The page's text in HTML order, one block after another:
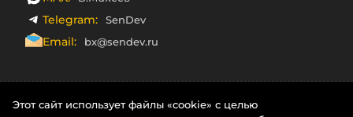
Telegram: SenDev
Email: bx@sendev.ru
Этот сайт использует файлы «cookie» с целью